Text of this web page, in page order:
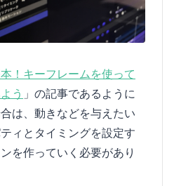
！キーフレームを使って
う 」の記事であるように
は、動きなどを与えたい
ィとタイミングを設定す
を作っていく必要があり